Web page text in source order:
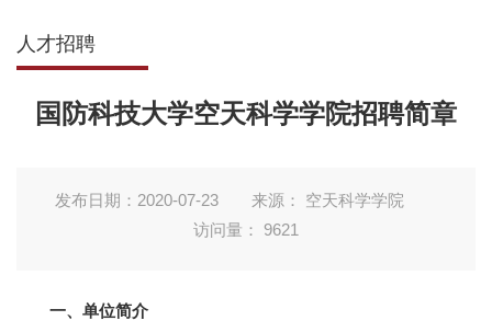
人才招聘
国防科技大学空天科学学院招聘简章
发布日期：2020-07-23
来源： 空天科学学院
访问量： 9621
一、单位简介